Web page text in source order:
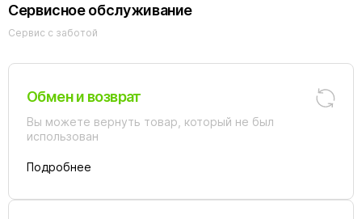
Сервисное обслуживание
Сервис с заботой
Обмен и возврат
Вы можете вернуть товар, который не был
использован
Подробнее